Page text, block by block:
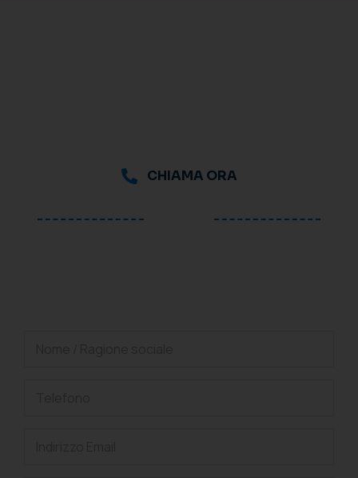
CHIAMA ORA